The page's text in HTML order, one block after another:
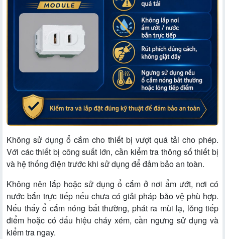
Không sử dụng ổ cắm cho thiết bị vượt quá tải cho phép.
Với các thiết bị công suất lớn, cần kiểm tra thông số thiết bị
và hệ thống điện trước khi sử dụng để đảm bảo an toàn.
Không nên lắp hoặc sử dụng ổ cắm ở nơi ẩm ướt, nơi có
nước bắn trực tiếp nếu chưa có giải pháp bảo vệ phù hợp.
Nếu thấy ổ cắm nóng bất thường, phát ra mùi lạ, lỏng tiếp
điểm hoặc có dấu hiệu cháy xém, cần ngưng sử dụng và
kiểm tra ngay.